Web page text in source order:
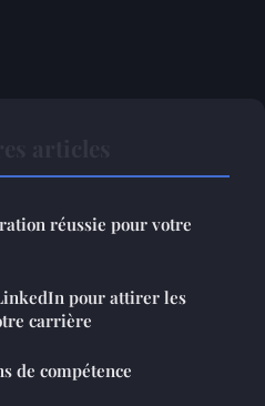
réussie pour votre
pour attirer les
carrière
de compétence